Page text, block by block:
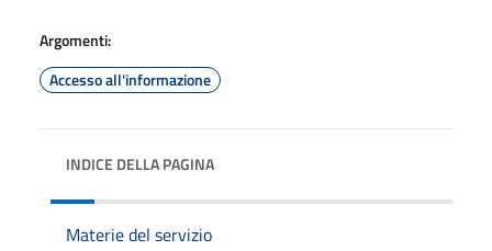
Argomenti:
Accesso all'informazione
INDICE DELLA PAGINA
Materie del servizio